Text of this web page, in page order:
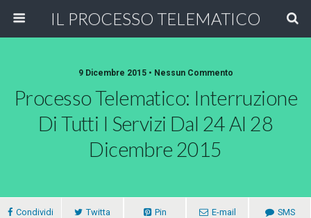
IL PROCESSO TELEMATICO
9 Dicembre 2015 • Nessun Commento
Processo Telematico: Interruzione
Di Tutti I Servizi Dal 24 Al 28
Dicembre 2015
Condividi Twitta Pin E-mail SMS